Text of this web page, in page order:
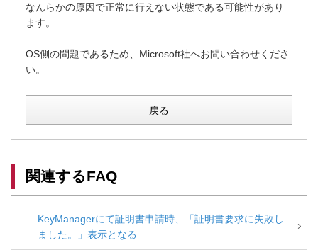
なんらかの原因で正常に行えない状態である可能性があり
ます。
OS側の問題であるため、Microsoft社へお問い合わせくださ
い。
戻る
関連するFAQ
KeyManagerにて証明書申請時、「証明書要求に失敗し
ました。」表示となる